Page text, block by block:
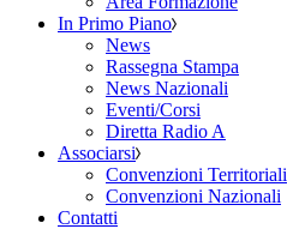
In Primo Piano
News
Rassegna Stampa
News Nazionali
Eventi/Corsi
Diretta Radio A
Associarsi
Convenzioni Territoriali
Convenzioni Nazionali
Contatti